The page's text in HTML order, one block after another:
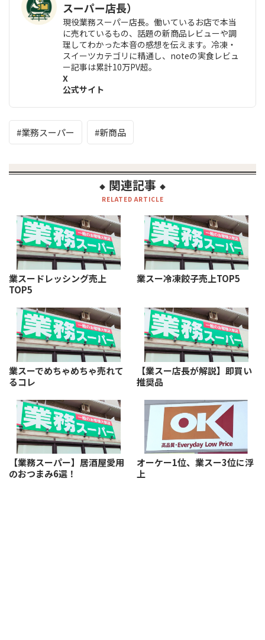
スーパー店長）
現役業務スーパー店長。働いているお店で本当
に売れているもの、話題の新商品レビューや調
理してわかった本音の感想を伝えます。冷凍・
スイーツカテゴリに精通し、noteの実食レビュ
ー記事は累計10万PV超。
X
公式サイト
業務スーパー 新商品
◆ 関連記事 ◆
RELATED ARTICLE
業スードレッシング売上
TOP5
業スー冷凍餃子売上TOP5
業スーでめちゃめちゃ売れて
るコレ
【業スー店長が解説】即買い
推奨品
【業務スーパー】居酒屋愛用
のおつまみ6選！
オーケー1位、業スー3位に浮
上